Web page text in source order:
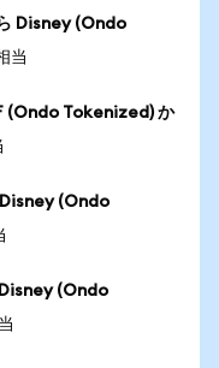
Disney (Ondo
当
(Ondo Tokenized) か
(Ondo
(Ondo